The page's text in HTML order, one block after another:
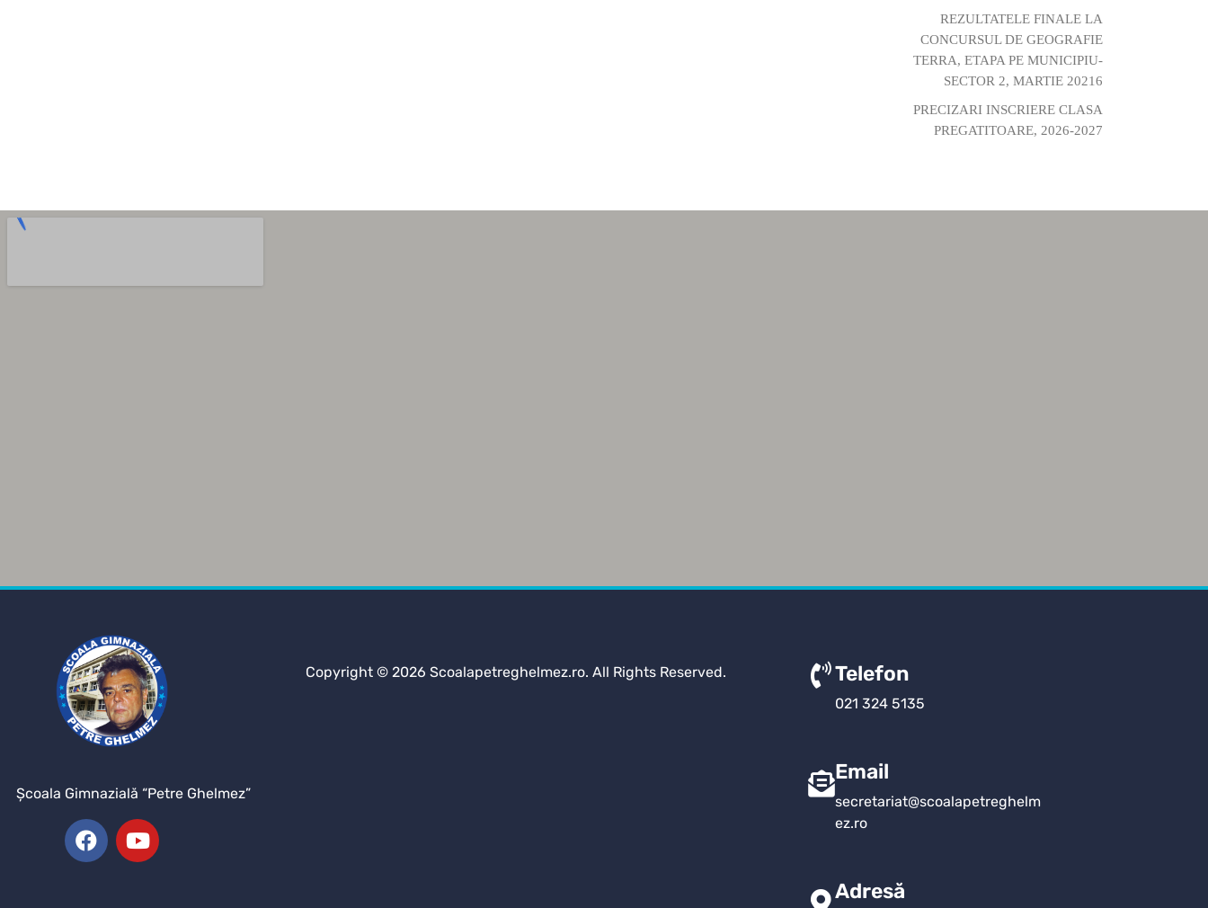
REZULTATELE FINALE LA
CONCURSUL DE GEOGRAFIE
TERRA, ETAPA PE MUNICIPIU-
SECTOR 2, MARTIE 20216
PRECIZARI INSCRIERE CLASA
PREGATITOARE, 2026-2027
Şcoala Gimnazială “Petre Ghelmez”
Copyright © 2026 Scoalapetreghelmez.ro. All Rights Reserved. Telefon
021 324 5135
Email
secretariat@scoalapetreghelm
ez.ro
Adresă